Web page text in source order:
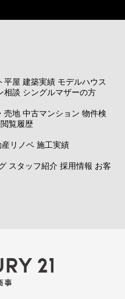
平屋 建築実績 モデルハウス
相談 シングルマザーの方
売地 中古マンション 物件検
閲覧履歴
産リノベ 施工実績
スタッフ紹介 採用情報 お客